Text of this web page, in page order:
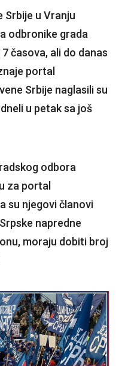
Srbije u Vranju
odbronike grada
časova, ali do danas
portal
Srbije naglasili su
u petak sa još
odbora
za portal
su njegovi članovi
napredne
moraju dobiti broj